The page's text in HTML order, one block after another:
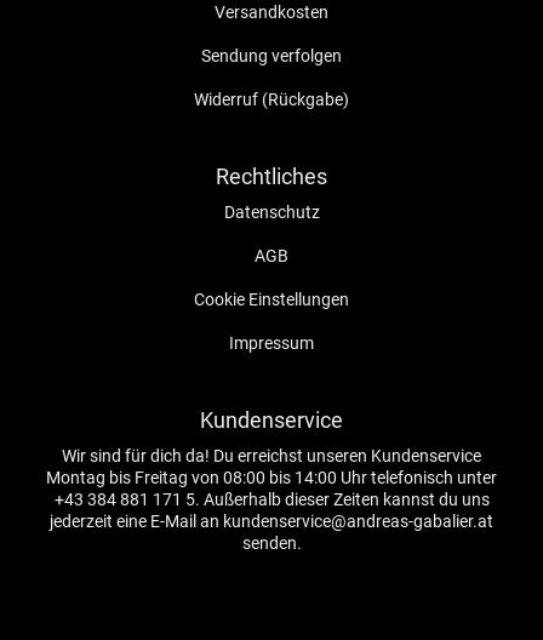
Versandkosten
Sendung verfolgen
Widerruf (Rückgabe)
Rechtliches
Datenschutz
AGB
Cookie Einstellungen
Impressum
Kundenservice
Wir sind für dich da! Du erreichst unseren Kundenservice
Montag bis Freitag von 08:00 bis 14:00 Uhr telefonisch unter
+43 384 881 171 5. Außerhalb dieser Zeiten kannst du uns
jederzeit eine E-Mail an kundenservice@andreas-gabalier.at
senden.